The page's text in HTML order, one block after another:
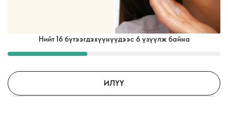
Нийт 16 бүтээгдэхүүнүүдээс 6 үзүүлж байна
ИЛҮҮ